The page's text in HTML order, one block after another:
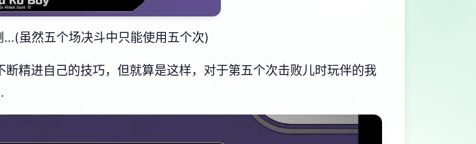
虽然五个场决斗中只能使用五个次)
精进自己的技巧，但就算是这样，对于第五个次击败儿时玩伴的我